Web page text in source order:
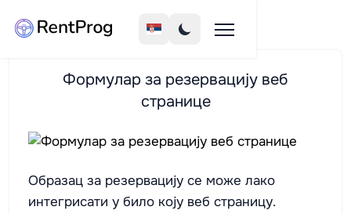
Формулар за резервацију веб
странице
Образац за резервацију се може лако
интегрисати у било коју веб страницу.